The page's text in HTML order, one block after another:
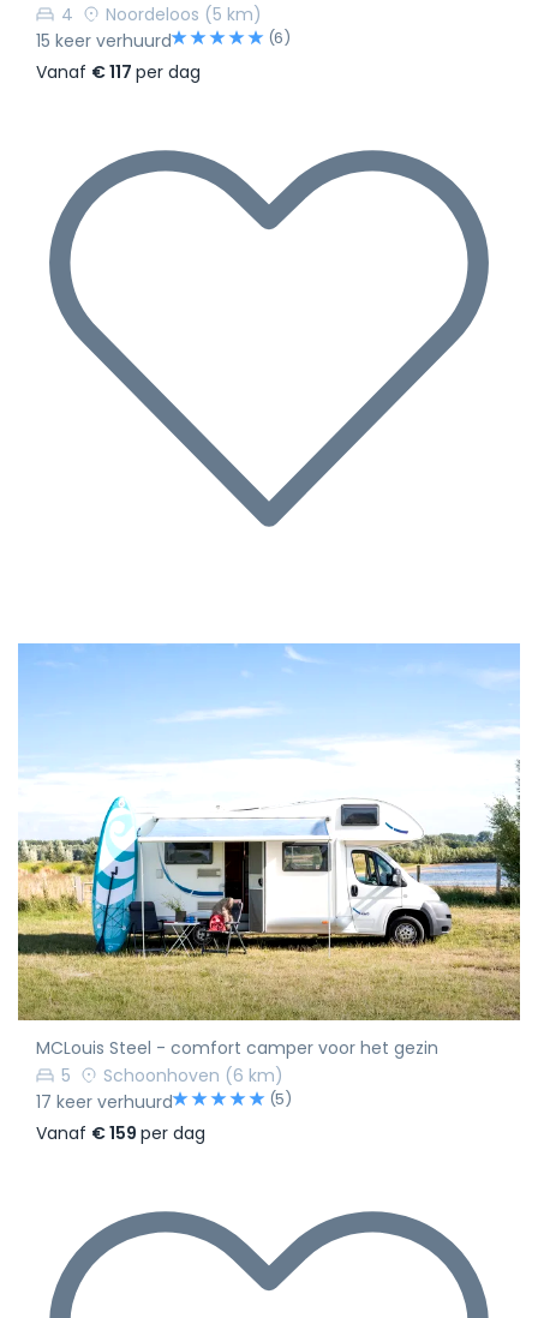
4
Noordeloos (5 km)
15 keer verhuurd
(6)
Vanaf € 117 per dag
MCLouis Steel - comfort camper voor het gezin
5
Schoonhoven (6 km)
17 keer verhuurd
(5)
Vanaf € 159 per dag